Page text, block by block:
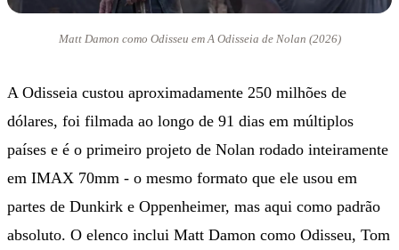
Matt Damon como Odisseu em A Odisseia de Nolan (2026)
A Odisseia custou aproximadamente 250 milhões de
dólares, foi filmada ao longo de 91 dias em múltiplos
países e é o primeiro projeto de Nolan rodado inteiramente
em IMAX 70mm - o mesmo formato que ele usou em
partes de Dunkirk e Oppenheimer, mas aqui como padrão
absoluto. O elenco inclui Matt Damon como Odisseu, Tom